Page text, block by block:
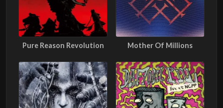
Pure Reason Revolution Mother Of Millions